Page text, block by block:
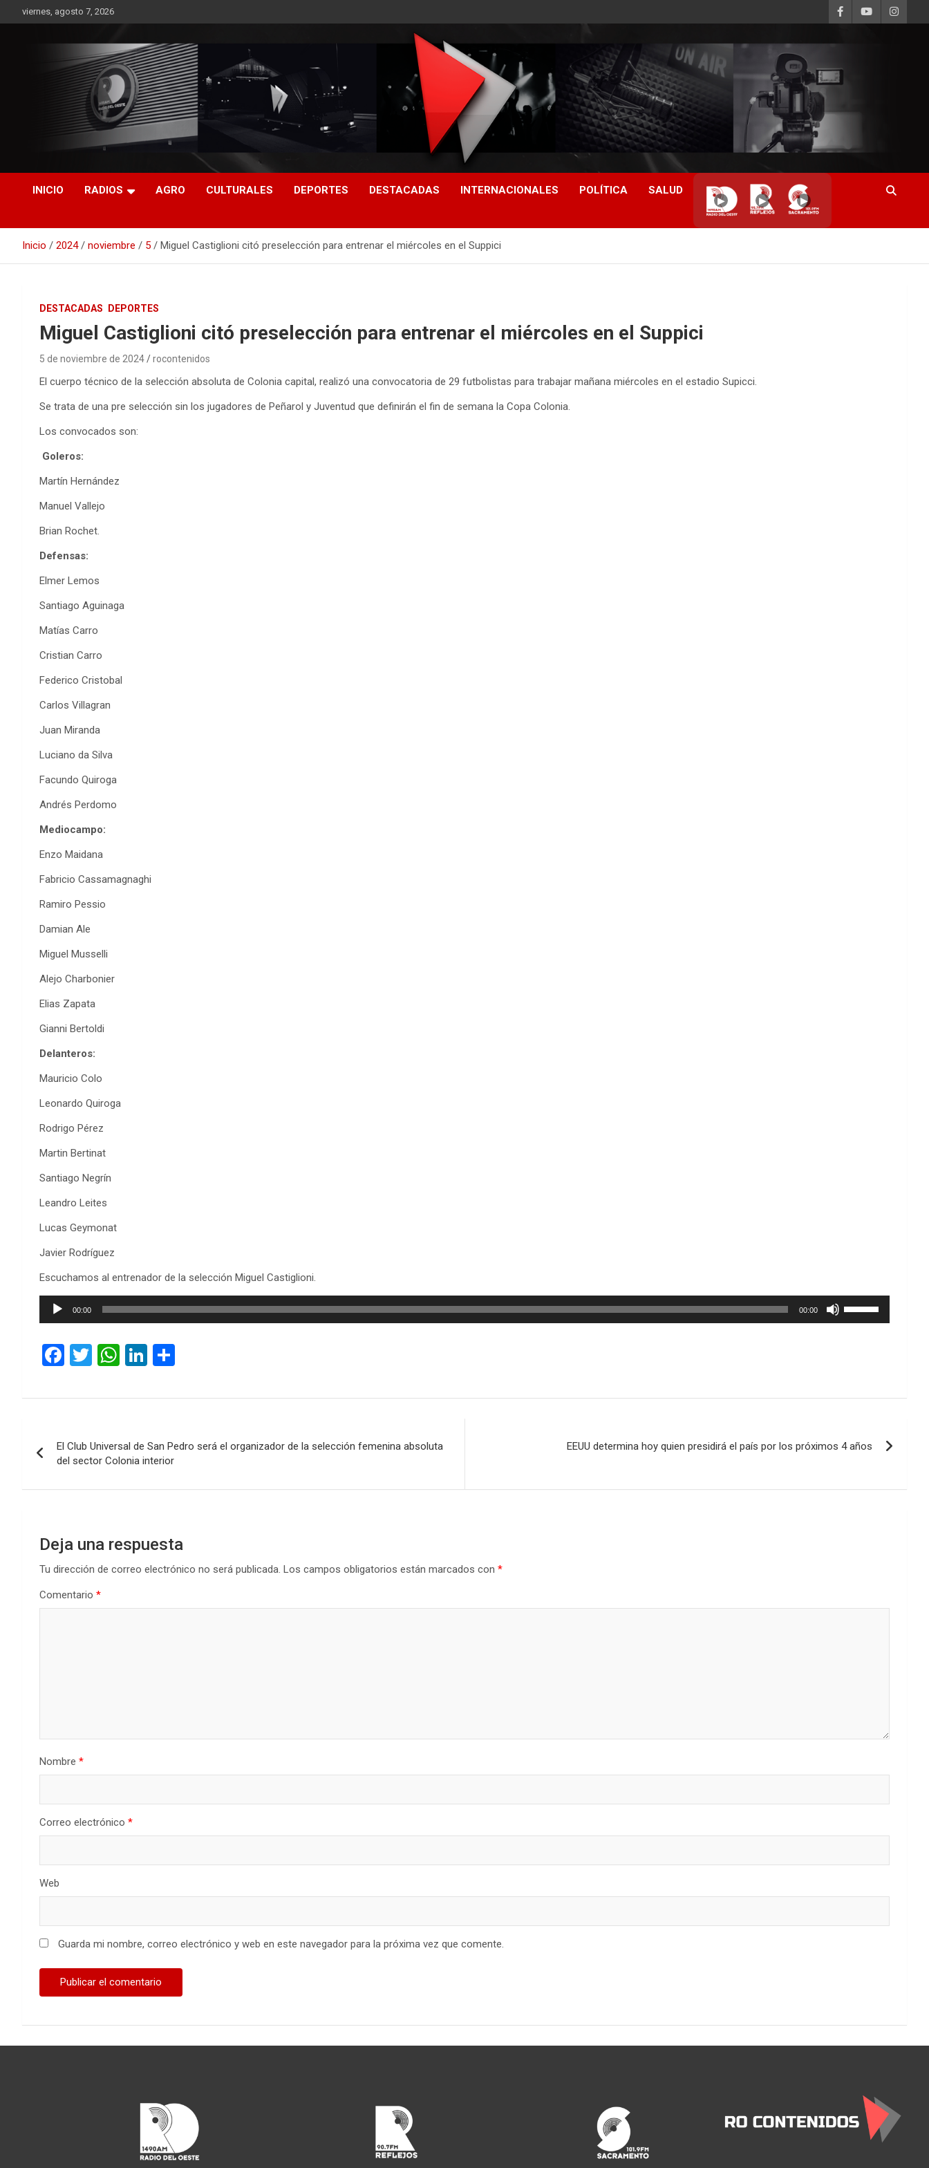
al
viernes, agosto 7, 2026
RO CONTENIDOS
INICIO RADIOS AGRO CULTURALES DEPORTES DESTACADAS INTERNACIONALES POLÍTICA SALUD
▶ ▶ ▶
Inicio 2024 noviembre 5 Miguel Castiglioni citó preselección para entrenar el miércoles en el Suppici
DESTACADAS DEPORTES
Miguel Castiglioni citó preselección para entrenar el miércoles en el Suppici
5 de noviembre de 2024 rocontenidos
El cuerpo técnico de la selección absoluta de Colonia capital, realizó una convocatoria de 29 futbolistas para trabajar mañana miércoles en el estadio Supicci.
Se trata de una pre selección sin los jugadores de Peñarol y Juventud que definirán el fin de semana la Copa Colonia.
Los convocados son:
Goleros:
Martín Hernández
Manuel Vallejo
Brian Rochet.
Defensas:
Elmer Lemos
Santiago Aguinaga
Matías Carro
Cristian Carro
Federico Cristobal
Carlos Villagran
Juan Miranda
Luciano da Silva
Facundo Quiroga
Andrés Perdomo
Mediocampo:
Enzo Maidana
Fabricio Cassamagnaghi
Ramiro Pessio
Damian Ale
Miguel Musselli
Alejo Charbonier
Elias Zapata
Gianni Bertoldi
Delanteros:
Mauricio Colo
Leonardo Quiroga
Rodrigo Pérez
Martin Bertinat
Santiago Negrín
Leandro Leites
Lucas Geymonat
Javier Rodríguez
Escuchamos al entrenador de la selección Miguel Castiglioni.
Reproductor
00:00 00:00
el
F
ce
o
o
k
T
tt
W
at
A
p
p
Li
ke
n
m
ar
de
entradas
El Club Universal de San Pedro será el organizador de la selección femenina absoluta
del sector Colonia interior
EEUU determina hoy quien presidirá el país por los próximos 4 años
Deja una respuesta
Tu dirección de correo electrónico no será publicada. Los campos obligatorios están marcados con *
Comentario *
Nombre *
Correo electrónico *
Web
Guarda mi nombre, correo electrónico y web en este navegador para la próxima vez que comente.